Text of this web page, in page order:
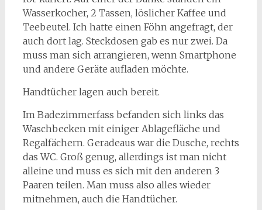
Wasserkocher, 2 Tassen, löslicher Kaffee und
Teebeutel. Ich hatte einen Föhn angefragt, der
auch dort lag. Steckdosen gab es nur zwei. Da
muss man sich arrangieren, wenn Smartphone
und andere Geräte aufladen möchte.
Handtücher lagen auch bereit.
Im Badezimmerfass befanden sich links das
Waschbecken mit einiger Ablagefläche und
Regalfächern. Geradeaus war die Dusche, rechts
das WC. Groß genug, allerdings ist man nicht
alleine und muss es sich mit den anderen 3
Paaren teilen. Man muss also alles wieder
mitnehmen, auch die Handtücher.